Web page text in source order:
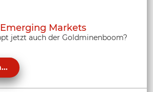
Markets
jetzt auch der Goldminenboom?